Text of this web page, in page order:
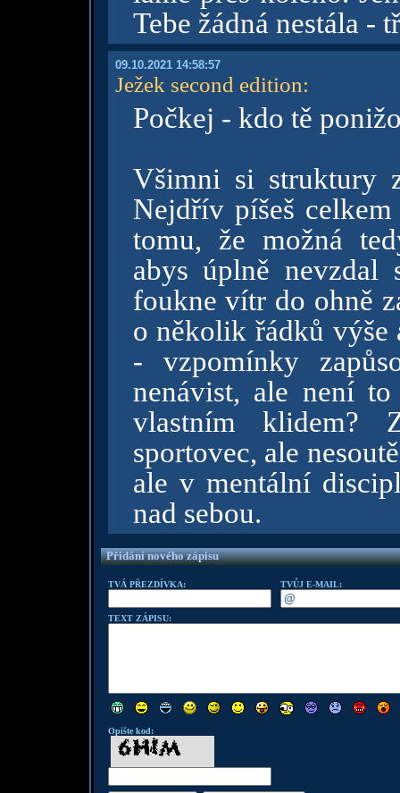
Tebe žádná nestála -
09.10.2021 14:58:57
Ježek second edition:
Počkej - kdo tě
Všimni si struktury
Nejdřív píšeš
tomu, že možná
abys úplně
foukne vítr do ohně
o několik řádků výše
- vzpomínky
nenávist, ale není
vlastním klidem?
sportovec, ale
ale v mentální
nad sebou.
Přidání nového zápisu
TVÁ PŘEZDÍVKA: TVŮJ E-MAIL:
TEXT ZÁPISU:
Opište kod: